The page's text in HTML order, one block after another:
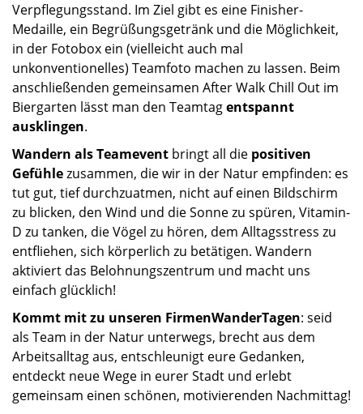
Verpflegungsstand. Im Ziel gibt es eine Finisher-
Medaille, ein Begrüßungsgetränk und die Möglichkeit,
in der Fotobox ein (vielleicht auch mal
unkonventionelles) Teamfoto machen zu lassen. Beim
anschließenden gemeinsamen After Walk Chill Out im
Biergarten lässt man den Teamtagentspannt
ausklingen.
Wandern als Teamevent bringt all die positiven
Gefühlezusammen, die wir in der Natur empfinden: es
tut gut, tief durchzuatmen, nicht auf einen Bildschirm
zu blicken, den Wind und die Sonne zu spüren, Vitamin-
D zu tanken, die Vögel zu hören, dem Alltagsstress zu
entfliehen, sich körperlich zu betätigen. Wandern
aktiviert das Belohnungszentrum und macht uns
einfach glücklich!
Kommt mit zu unseren FirmenWanderTagen: seid
als Team in der Natur unterwegs, brecht aus dem
Arbeitsalltag aus, entschleunigt eure Gedanken,
entdeckt neue Wege in eurer Stadt und erlebt
gemeinsam einen schönen, motivierenden Nachmittag!